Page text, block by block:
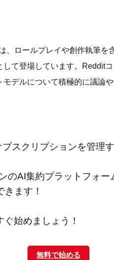
、ロールプレイや創作執筆を
て登場しています。Reddit
デルについて積極的に議論や
スクリプションを管理
のAI集約プラットフォ
ます！
ぐ始めましょう！
無料で始める